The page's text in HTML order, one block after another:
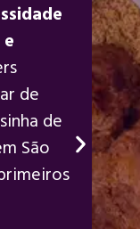
de
de
São